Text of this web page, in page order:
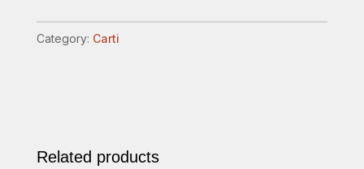
2
quantity
Category: Carti
Related products